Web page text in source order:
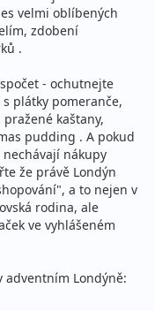
velmi oblíbených
zdobení
.
- ochutnejte
plátky pomeranče,
kaštany,
pudding . A pokud
nákupy
že právě Londýn
a to nejen v
rodina, ale
ve vyhlášeném
adventním Londýně: